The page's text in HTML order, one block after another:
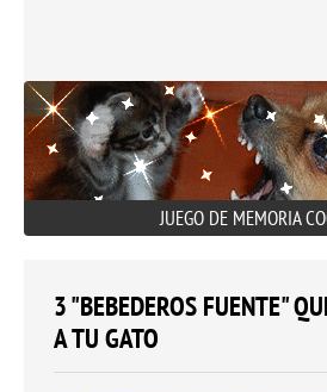
JUEGO DE MEMORIA
3 "BEBEDEROS FUENTE"
A TU GATO